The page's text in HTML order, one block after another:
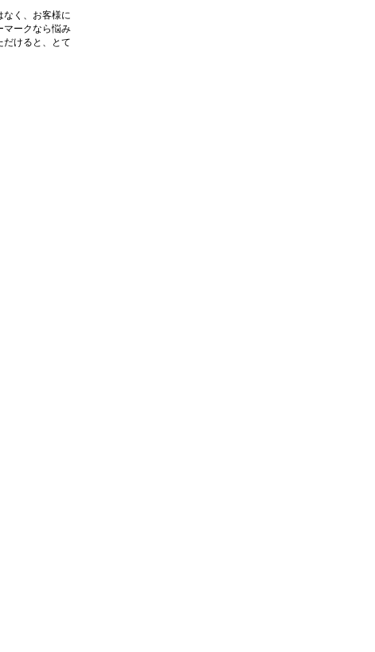
く、お客様に
マークなら悩み
だけると、とて